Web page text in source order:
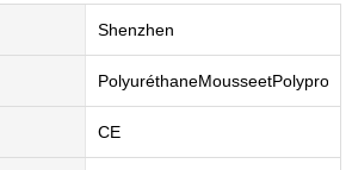
Shenzhen
CE